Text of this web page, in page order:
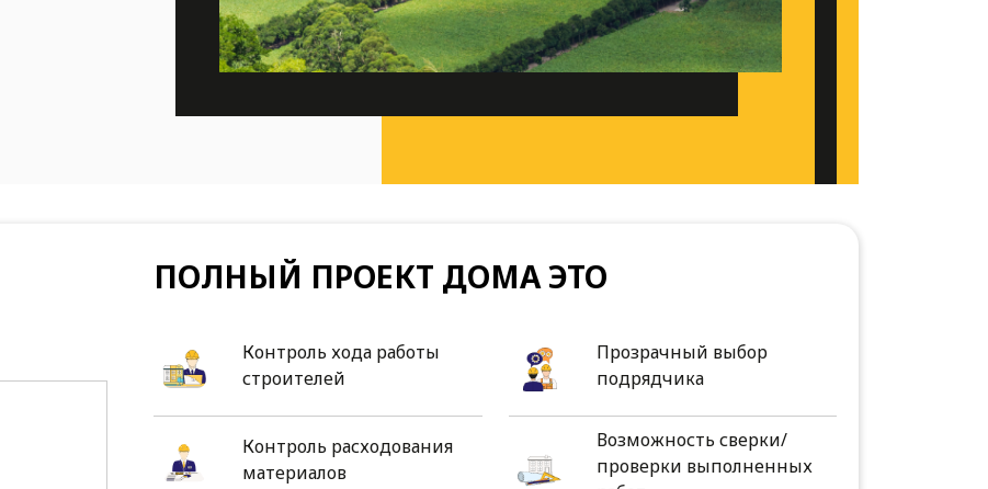
ПОЛНЫЙ ПРОЕКТ ДОМА ЭТО
Контроль хода работы
строителей
Прозрачный выбор
подрядчика
Контроль расходования
материалов
Возможность сверки/
проверки выполненных